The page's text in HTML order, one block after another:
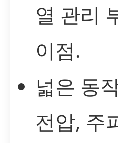
열 관리
이점.
넓은 동
전압, 주